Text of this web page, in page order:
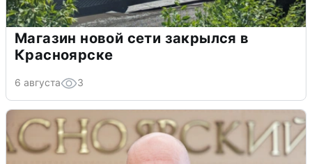
Магазин новой сети закрылся в
Красноярске
6 августа 3